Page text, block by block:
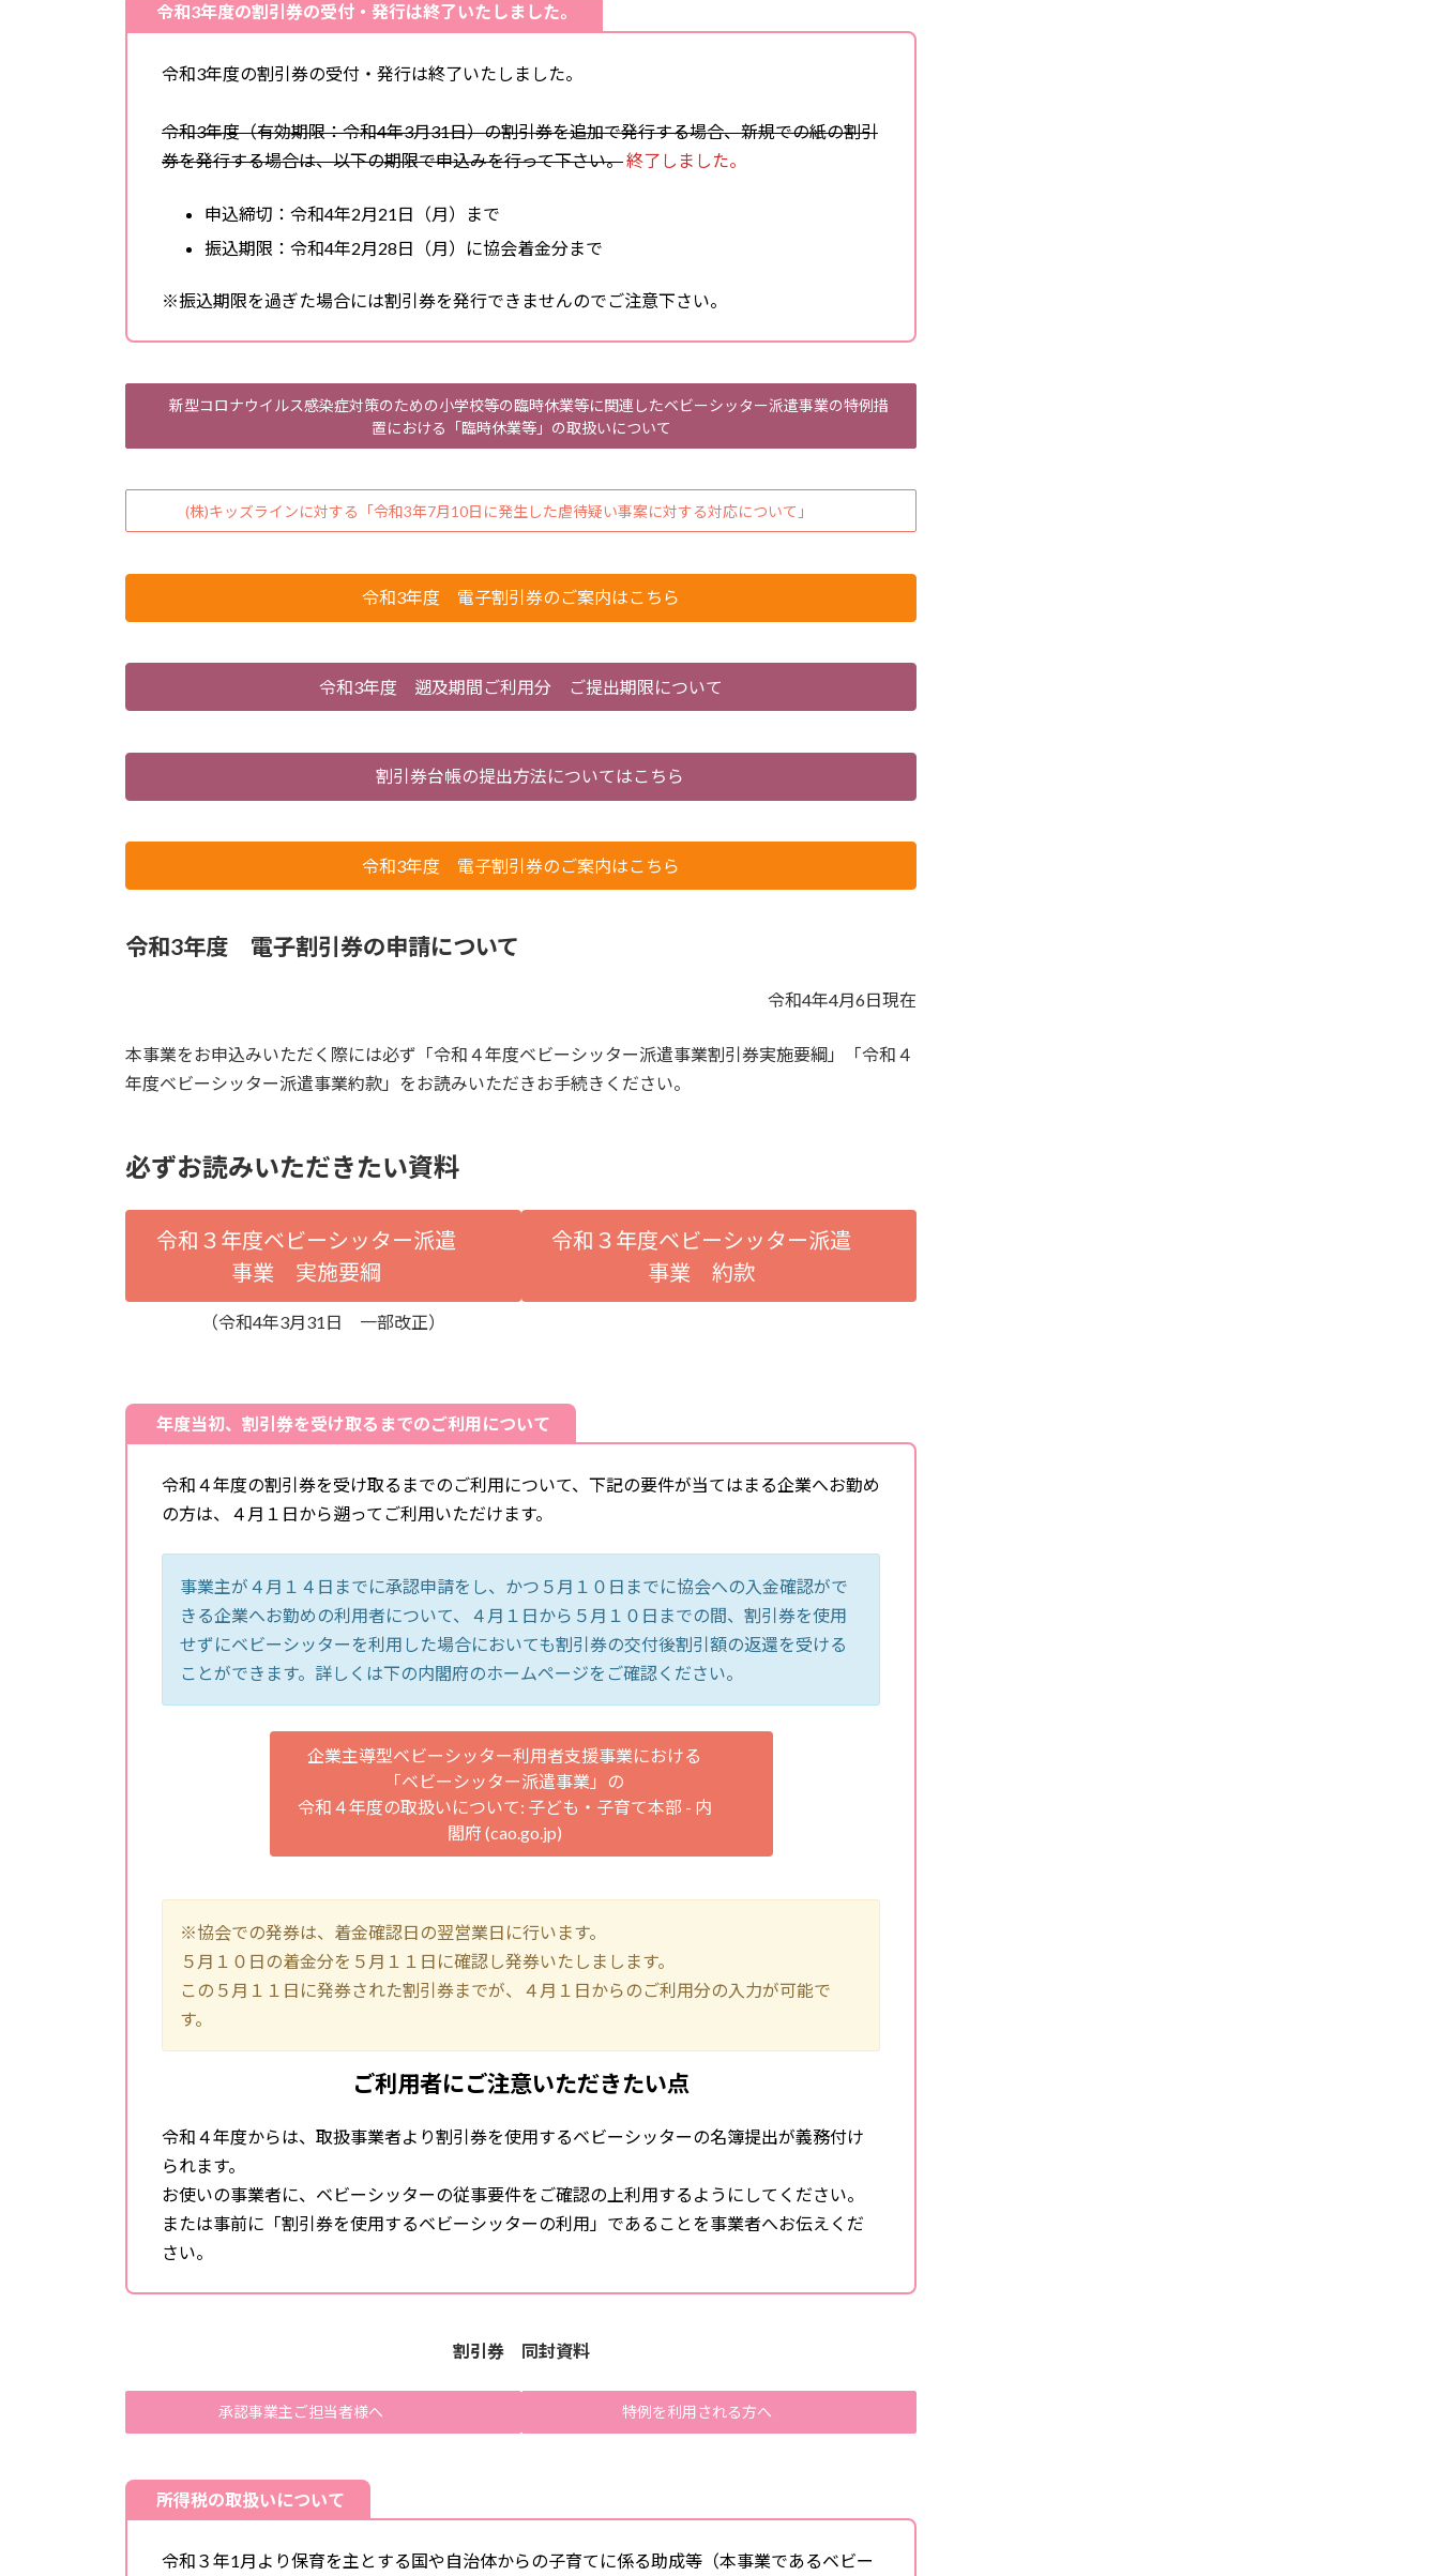
令和3年度の割引券の受付・発行は終了いたしました。
令和3年度の割引券の受付・発行は終了いたしました。
令和3年度（有効期限：令和4年3月31日）の割引券を追加で発行する場合、新規での紙の割引
券を発行する場合は、以下の期限で申込みを行って下さい。終了しました。
申込締切：令和4年2月21日（月）まで
振込期限：令和4年2月28日（月）に協会着金分まで
※振込期限を過ぎた場合には割引券を発行できませんのでご注意下さい。
新型コロナウイルス感染症対策のための小学校等の臨時休業等に関連したベビーシッター派遣事業の特例措
置における「臨時休業等」の取扱いについて
(株)キッズラインに対する「令和3年7月10日に発生した虐待疑い事案に対する対応について」
令和3年度 電子割引券のご案内はこちら
令和3年度 遡及期間ご利用分 ご提出期限について
割引券台帳の提出方法についてはこちら
令和3年度 電子割引券のご案内はこちら
令和3年度 電子割引券の申請について
令和4年4月6日現在
本事業をお申込みいただく際には必ず「令和４年度ベビーシッター派遣事業割引券実施要綱」「令和４
年度ベビーシッター派遣事業約款」をお読みいただきお手続きください。
必ずお読みいただきたい資料
令和３年度ベビーシッター派遣
事業 実施要綱
令和３年度ベビーシッター派遣
事業 約款
（令和4年3月31日 一部改正）
年度当初、割引券を受け取るまでのご利用について
令和４年度の割引券を受け取るまでのご利用について、下記の要件が当てはまる企業へお勤め
の方は、４月１日から遡ってご利用いただけます。
事業主が４月１４日までに承認申請をし、かつ５月１０日までに協会への入金確認がで
きる企業へお勤めの利用者について、４月１日から５月１０日までの間、割引券を使用
せずにベビーシッターを利用した場合においても割引券の交付後割引額の返還を受ける
ことができます。詳しくは下の内閣府のホームページをご確認ください。
企業主導型ベビーシッター利用者支援事業における
「ベビーシッター派遣事業」の
令和４年度の取扱いについて: 子ども・子育て本部 - 内
閣府 (cao.go.jp)
※協会での発券は、着金確認日の翌営業日に行います。
５月１０日の着金分を５月１１日に確認し発券いたしまします。
この５月１１日に発券された割引券までが、４月１日からのご利用分の入力が可能で
す。
ご利用者にご注意いただきたい点
令和４年度からは、取扱事業者より割引券を使用するベビーシッターの名簿提出が義務付け
られます。
お使いの事業者に、ベビーシッターの従事要件をご確認の上利用するようにしてください。
または事前に「割引券を使用するベビーシッターの利用」であることを事業者へお伝えくだ
さい。
割引券 同封資料
承認事業主ご担当者様へ 特例を利用される方へ
所得税の取扱いについて
令和３年1月より保育を主とする国や自治体からの子育てに係る助成等（本事業であるベビー